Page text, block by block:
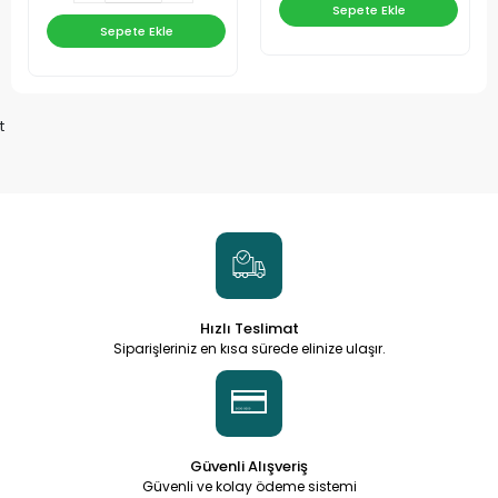
Sepete Ekle
Sepete Ekle
t
Hızlı Teslimat
Siparişleriniz en kısa sürede elinize ulaşır.
Güvenli Alışveriş
Güvenli ve kolay ödeme sistemi